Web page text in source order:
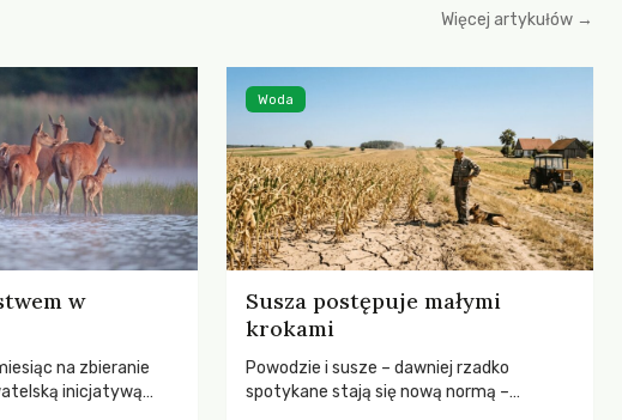
Więcej artykułów →
w
na zbieranie
inicjatywą
Susza postępuje małymi
krokami
Powodzie i susze – dawniej rzadko
spotykane stają się nową normą –
Woda